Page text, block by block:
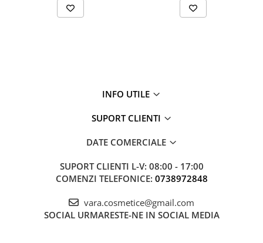
INFO UTILE
SUPORT CLIENTI
DATE COMERCIALE
SUPORT CLIENTI L-V: 08:00 - 17:00
COMENZI TELEFONICE: 0738972848
vara.cosmetice@gmail.com
SOCIAL URMARESTE-NE IN SOCIAL MEDIA